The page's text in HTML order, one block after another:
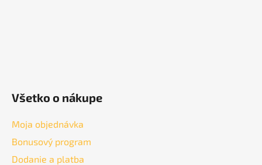
Všetko o nákupe
Moja objednávka
Bonusový program
Dodanie a platba